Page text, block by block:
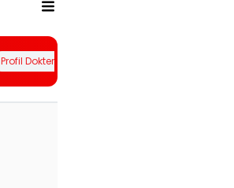
Profil Dokter